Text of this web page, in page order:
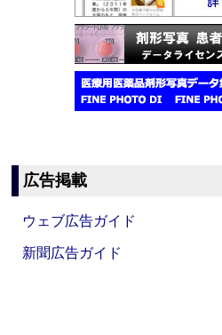
広告掲載
ウェブ広告ガイド
新聞広告ガイド